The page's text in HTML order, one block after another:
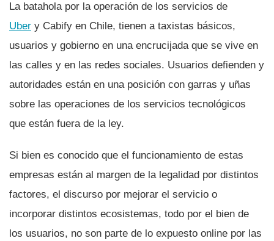
La batahola por la operación de los servicios de
Uber y Cabify en Chile, tienen a taxistas básicos,
usuarios y gobierno en una encrucijada que se vive en
las calles y en las redes sociales. Usuarios defienden y
autoridades están en una posición con garras y uñas
sobre las operaciones de los servicios tecnológicos
que están fuera de la ley.
Si bien es conocido que el funcionamiento de estas
empresas están al margen de la legalidad por distintos
factores, el discurso por mejorar el servicio o
incorporar distintos ecosistemas, todo por el bien de
los usuarios, no son parte de lo expuesto online por las